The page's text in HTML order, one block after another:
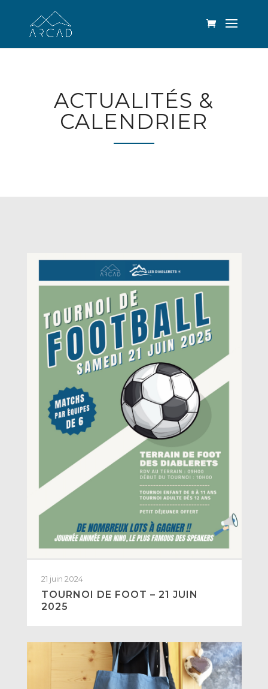
ACTUALITÉS &
CALENDRIER
21 juin 2024
TOURNOI DE FOOT – 21 JUIN
2025